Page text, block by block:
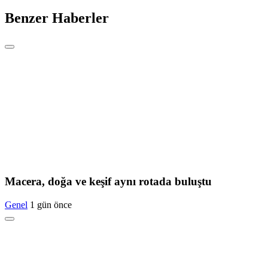
Benzer Haberler
Macera, doğa ve keşif aynı rotada buluştu
Genel 1 gün önce